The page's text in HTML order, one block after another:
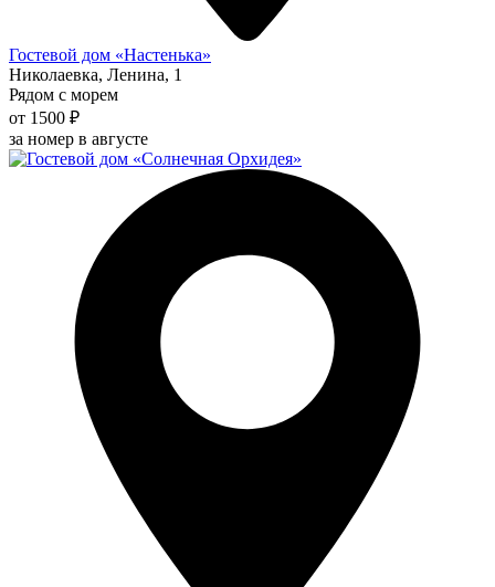
Гостевой дом «Настенька»
Николаевка, Ленина, 1
Рядом с морем
от 1500 ₽
за номер в августе